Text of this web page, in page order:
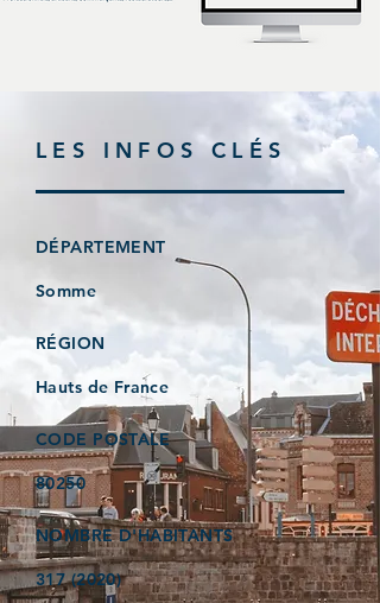
LES INFOS CLÉS
DÉPARTEMENT
Somme
RÉGION
Hauts de France
CODE POSTALE
80250
NOMBRE D'HABITANTS
317 (2020)